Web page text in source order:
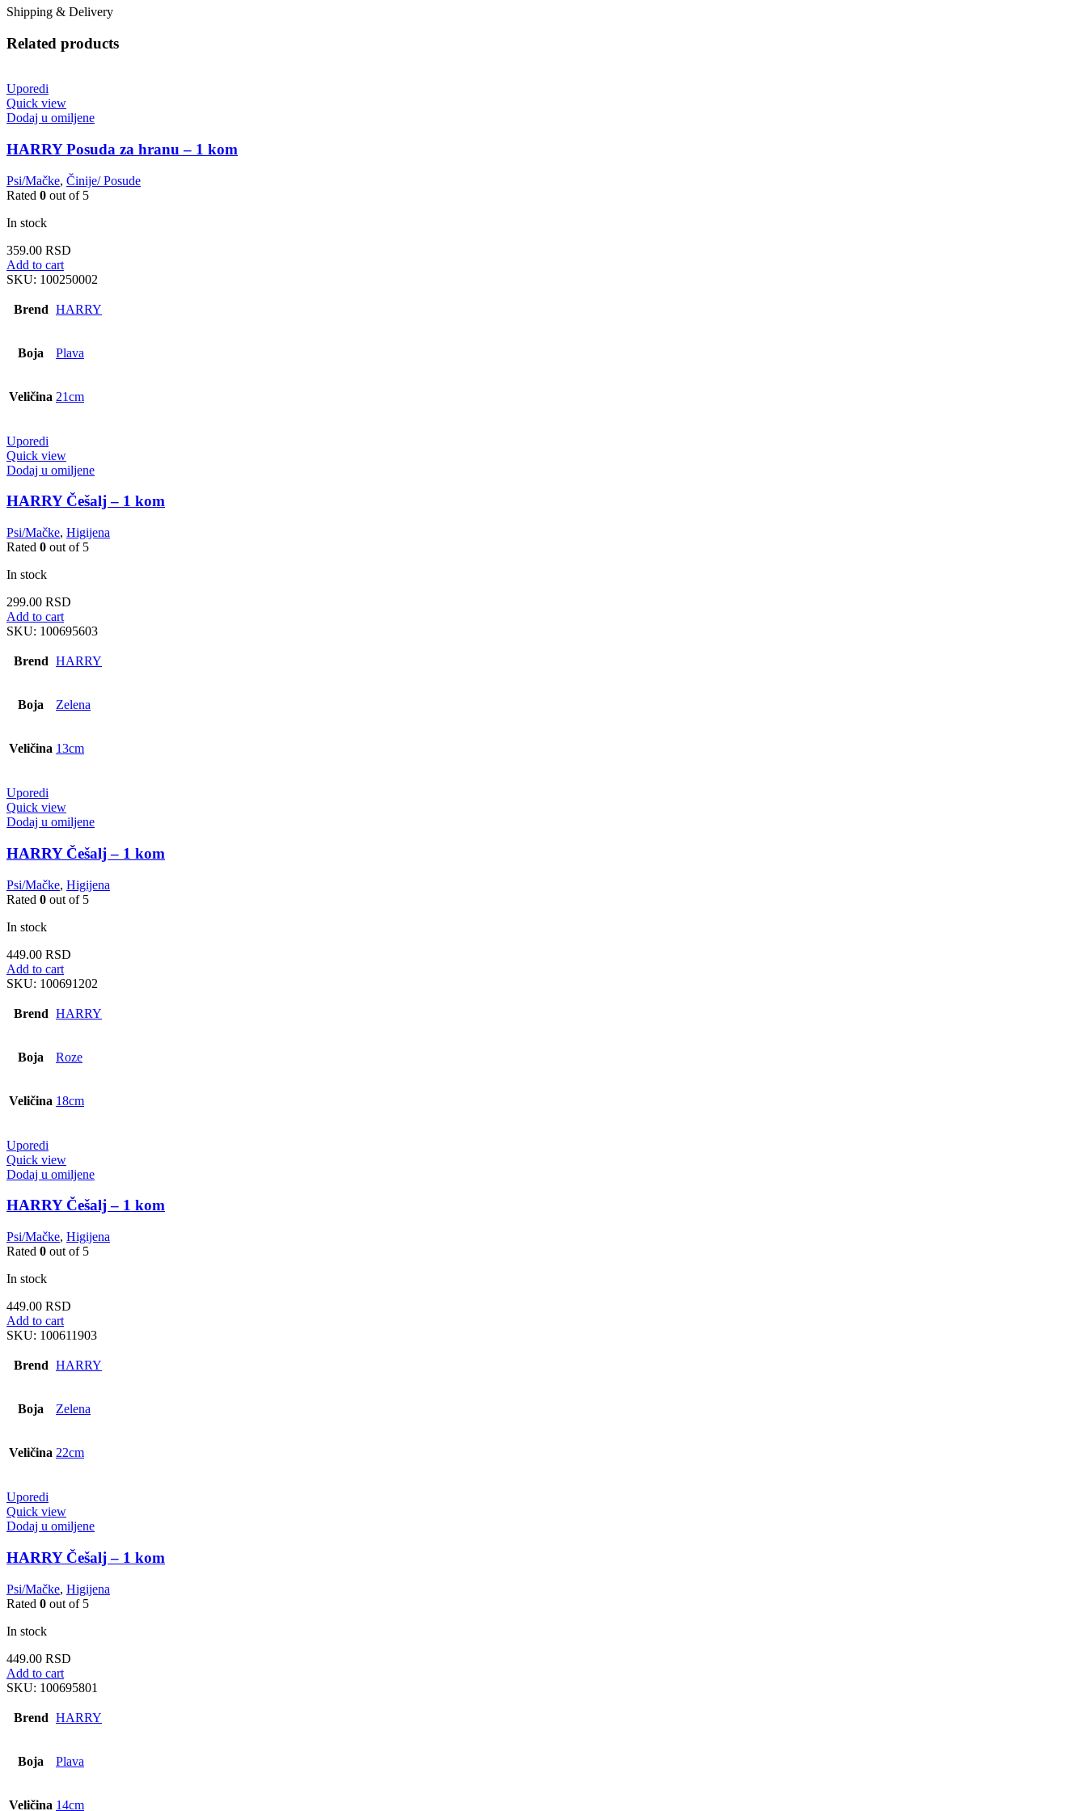
Shipping & Delivery
Related products
Uporedi
Quick view
Dodaj u omiljene
HARRY Posuda za hranu – 1 kom
Psi/Mačke, Činije/ Posude
Rated 0 out of 5
In stock
359.00 RSD
Add to cart
SKU: 100250002
Brend HARRY
Boja Plava
Veličina 21cm
Uporedi
Quick view
Dodaj u omiljene
HARRY Češalj – 1 kom
Psi/Mačke, Higijena
Rated 0 out of 5
In stock
299.00 RSD
Add to cart
SKU: 100695603
Brend HARRY
Boja Zelena
Veličina 13cm
Uporedi
Quick view
Dodaj u omiljene
HARRY Češalj – 1 kom
Psi/Mačke, Higijena
Rated 0 out of 5
In stock
449.00 RSD
Add to cart
SKU: 100691202
Brend HARRY
Boja Roze
Veličina 18cm
Uporedi
Quick view
Dodaj u omiljene
HARRY Češalj – 1 kom
Psi/Mačke, Higijena
Rated 0 out of 5
In stock
449.00 RSD
Add to cart
SKU: 100611903
Brend HARRY
Boja Zelena
Veličina 22cm
Uporedi
Quick view
Dodaj u omiljene
HARRY Češalj – 1 kom
Psi/Mačke, Higijena
Rated 0 out of 5
In stock
449.00 RSD
Add to cart
SKU: 100695801
Brend HARRY
Boja Plava
Veličina 14cm